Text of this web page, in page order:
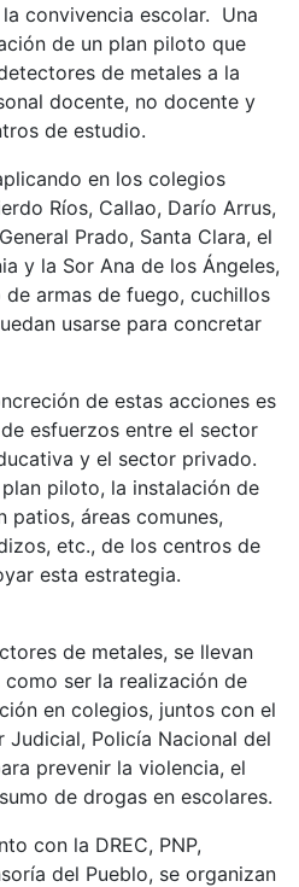
convivencia escolar. Una
de un plan piloto que
de metales a la
docente, no docente y
de estudio.
en los colegios
Ríos, Callao, Darío Arrus,
Prado, Santa Clara, el
y la Sor Ana de los Ángeles,
armas de fuego, cuchillos
usarse para concretar
de estas acciones es
esfuerzos entre el sector
y el sector privado.
piloto, la instalación de
patios, áreas comunes,
etc., de los centros de
esta estrategia.
de metales, se llevan
ser la realización de
en colegios, juntos con el
Judicial, Policía Nacional del
prevenir la violencia, el
de drogas en escolares.
con la DREC, PNP,
del Pueblo, se organizan